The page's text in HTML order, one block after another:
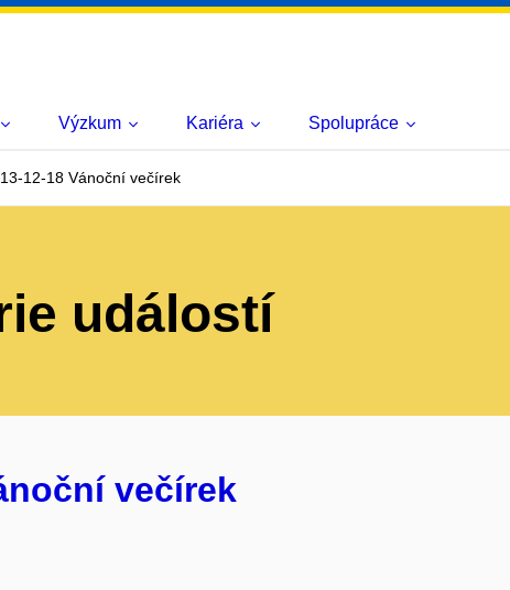
Výzkum Kariéra Spolupráce
12-18 Vánoční večírek
událostí
večírek